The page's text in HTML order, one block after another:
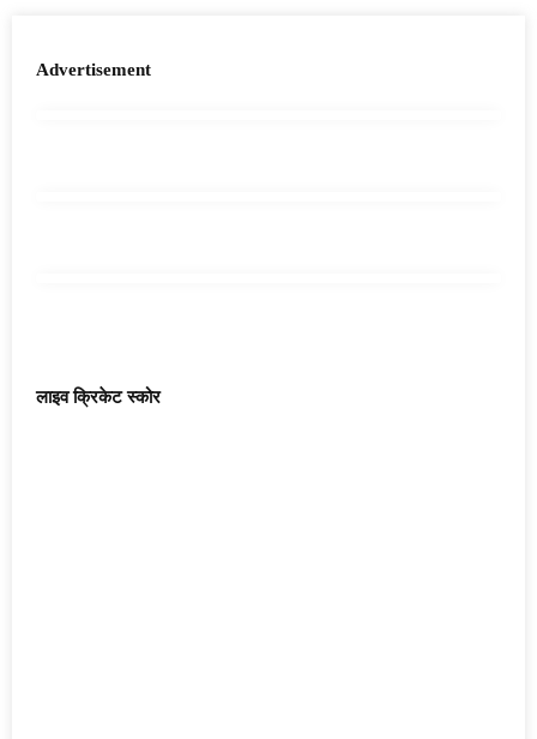
Advertisement
लाइव क्रिकेट स्कोर